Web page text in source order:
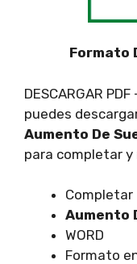
Formato
DESCARGAR
puedes
Aumento De
para completar
Completar
Aumento
WORD
Formato